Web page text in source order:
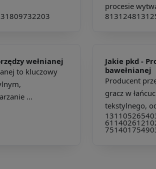
732203
procesie
813124
wełnianej
to kluczowy
...
Jakie pkd -
bawełnianej
Producent
gracz w
tekstylnego,
131105
611402
751401